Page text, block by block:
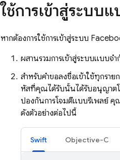
ใช้การเข้าสู่ระบบ
หากต้องการใช้การเข้าสู่ระบบ
ผสานรวมการเข้าสู่ระบบแบบจ
สำหรับคำขอลงชื่อเข้าใช้ทุกรา
หัสที่คุณได้รับนั้นได้รับอนุญาตโ
ป้องกันการโจมตีแบบรีเพลย์ คุ
ดังตัวอย่างต่อไปนี้
Swift Objective-C